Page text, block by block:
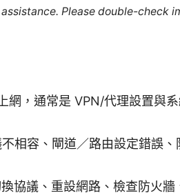
Please double-check
網，通常是 VPN/代理設置與
相容、閘道／路由設定錯誤
協議、重設網路、檢查防火牆